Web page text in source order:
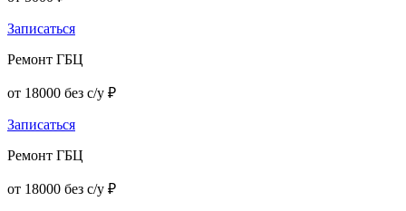
Записаться
Ремонт ГБЦ
от 18000 без с/у ₽
Записаться
Ремонт ГБЦ
от 18000 без с/у ₽